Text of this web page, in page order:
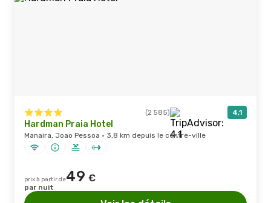
(2 585) 4,1
Hardman Praia Hotel
Manaira, Joao Pessoa · 3,8 km depuis le centre-ville
prix à partir de49 €
par nuit